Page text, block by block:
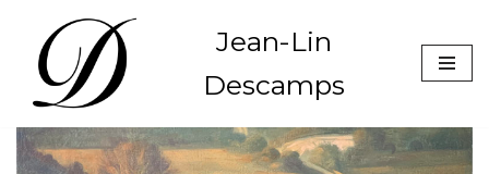
Aller
contenu
Jean-Lin
Descamps